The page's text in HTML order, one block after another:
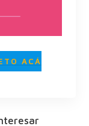
ACÁ